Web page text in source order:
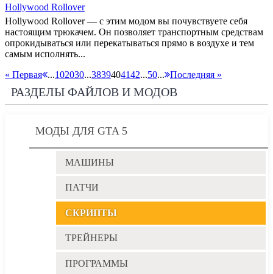
Hollywood Rollover
Hollywood Rollover — с этим модом вы почувствуете себя
настоящим трюкачем. Он позволяет транспортным средствам
опрокидываться или перекатываться прямо в воздухе и тем
самым исполнять...
« Первая ...102030...3839404142...50... Последняя »
РАЗДЕЛЫ ФАЙЛОВ И МОДОВ
МОДЫ ДЛЯ GTA 5
МАШИНЫ
ПАТЧИ
СКРИПТЫ
ТРЕЙНЕРЫ
ПРОГРАММЫ